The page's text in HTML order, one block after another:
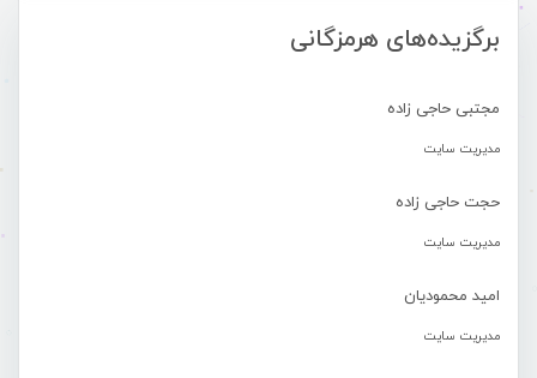
برگزیده‌های هرمزگانی
مجتبی حاجی زاده
مدیریت سایت
حجت حاجی زاده
مدیریت سایت
امید محمودیان
مدیریت سایت